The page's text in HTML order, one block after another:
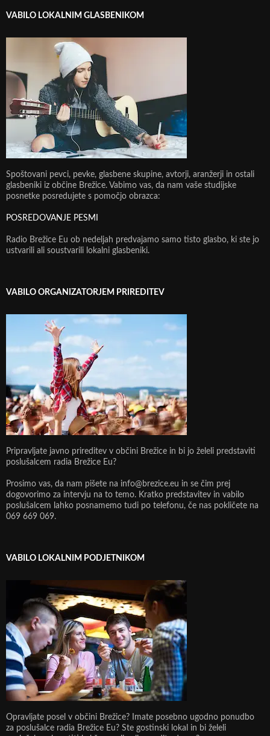
VABILO LOKALNIM GLASBENIKOM
Spoštovani pevci, pevke, glasbene skupine, avtorji, aranžerji in ostali
glasbeniki iz občine Brežice. Vabimo vas, da nam vaše studijske
posnetke posredujete s pomočjo obrazca:
POSREDOVANJE PESMI
Radio Brežice Eu ob nedeljah predvajamo samo tisto glasbo, ki ste jo
ustvarili ali soustvarili lokalni glasbeniki.
VABILO ORGANIZATORJEM PRIREDITEV
Pripravljate javno prireditev v občini Brežice in bi jo želeli predstaviti
poslušalcem radia Brežice Eu?
Prosimo vas, da nam pišete na info@brezice.eu in se čim prej
dogovorimo za intervju na to temo. Kratko predstavitev in vabilo
poslušalcem lahko posnamemo tudi po telefonu, če nas pokličete na
069 669 069.
VABILO LOKALNIM PODJETNIKOM
Opravljate posel v občini Brežice? Imate posebno ugodno ponudbo
za poslušalce radia Brežice Eu? Ste gostinski lokal in bi želeli